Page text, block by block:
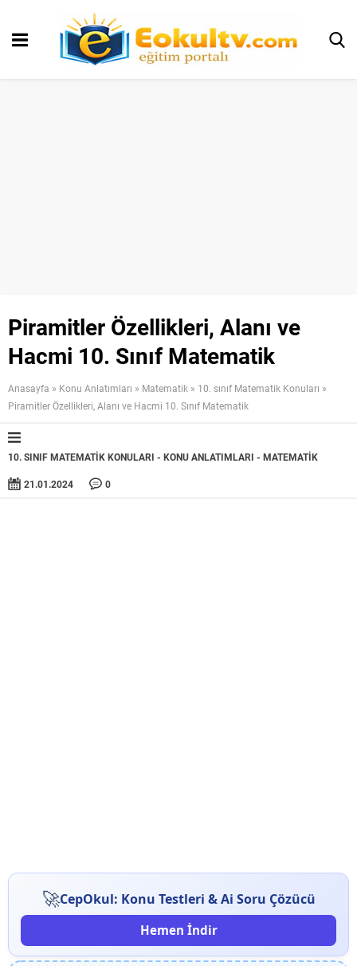
Piramitler Özellikleri, Alanı ve
Hacmi 10. Sınıf Matematik
Anasayfa » Konu Anlatımları » Matematik » 10. sınıf Matematik Konuları »
Piramitler Özellikleri, Alanı ve Hacmi 10. Sınıf Matematik
10. SINIF MATEMATIK KONULARI KONU ANLATIMLARI MATEMATIK
21.01.2024 0
🚀CepOkul: Konu Testleri & Ai Soru Çözücü
Hemen İndir